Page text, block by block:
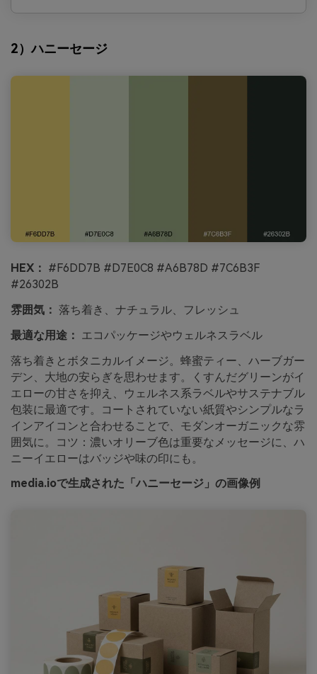
2）ハニーセージ
HEX： #F6DD7B #D7E0C8 #A6B78D #7C6B3F
#26302B
雰囲気： 落ち着き、ナチュラル、フレッシュ
最適な用途： エコパッケージやウェルネスラベル
落ち着きとボタニカルイメージ。蜂蜜ティー、ハーブガー
デン、大地の安らぎを思わせます。くすんだグリーンがイ
エローの甘さを抑え、ウェルネス系ラベルやサステナブル
包装に最適です。コートされていない紙質やシンプルなラ
インアイコンと合わせることで、モダンオーガニックな雰
囲気に。コツ：濃いオリーブ色は重要なメッセージに、ハ
ニーイエローはバッジや味の印にも。
media.ioで生成された「ハニーセージ」の画像例